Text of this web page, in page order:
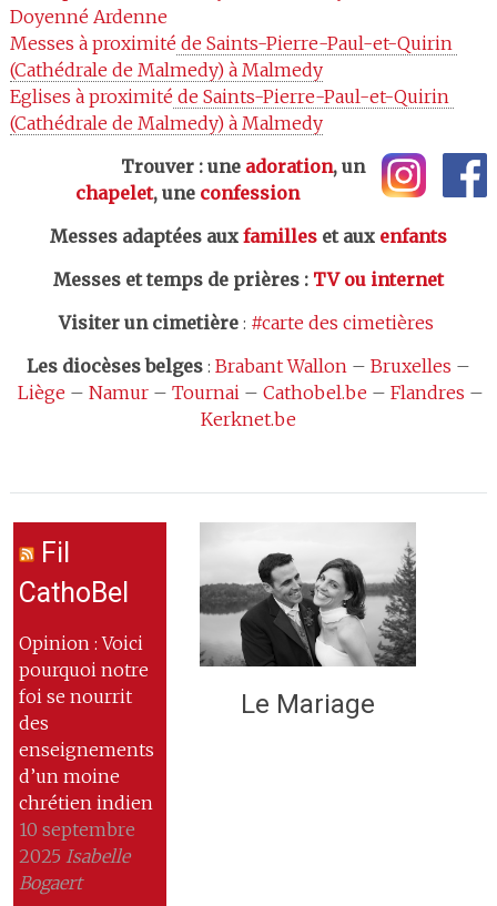
Doyenné Ardenne
Messes à proximité de Saints-Pierre-Paul-et-Quirin
(Cathédrale de Malmedy) à Malmedy
Eglises à proximité de Saints-Pierre-Paul-et-Quirin
(Cathédrale de Malmedy) à Malmedy
Trouver : une adoration, un
chapelet, une confession
Messes adaptées aux familleset aux enfants
Messes et temps de prières: TV ou internet
Visiter un cimetière: #carte des cimetières
Les diocèses belges: Brabant Wallon – Bruxelles –
Liège – Namur– Tournai – Cathobel.be – Flandres –
Kerknet.be
Fil
CathoBel
Opinion : Voici
pourquoi notre
foi se nourrit
des
enseignements
d’un moine
chrétien indien
10 septembre
2025 Isabelle
Bogaert
Le Mariage